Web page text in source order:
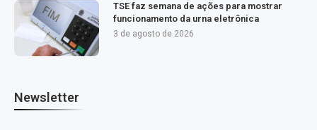
TSE faz semana de ações para mostrar
funcionamento da urna eletrônica
3 de agosto de 2026
Newsletter